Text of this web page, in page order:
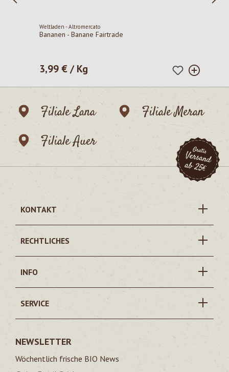
Weltladen - Altromercato
Bananen - Banane Fairtrade
Regulärer Preis:
3,99 € / Kg
Filiale Lana
Filiale Meran
Filiale Auer
KONTAKT
RECHTLICHES
INFO
SERVICE
NEWSLETTER
Wöchentlich frische BIO News